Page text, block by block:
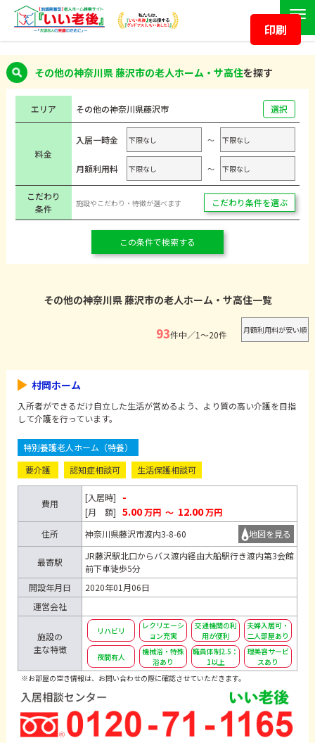
その他の神奈川県 藤沢市の老人ホーム・サ高住を探す
エリア その他の神奈川県藤沢市 選択
料金
入居一時金 ～
月額利用料 ～
こだわり
条件
施設やこだわり・特徴が選べます こだわり条件を選ぶ
この条件で検索する
その他の神奈川県 藤沢市の老人ホーム・サ高住一覧
93件中／1～20件
印刷
村岡ホーム
入所者ができるだけ自立した生活が営めるよう、より質の高い介護を目指
して介護を行っています。
特別養護老人ホーム（特養）
要介護
認知症相談可 生活保護相談可
費用
[入居時] -
[月 額] 5.00万円 ～ 12.00万円
住所
神奈川県藤沢市渡内3-8-60 地図を見る
最寄駅
JR藤沢駅北口からバス渡内経由大船駅行き渡内第3会館
前下車徒歩5分
開設年月日
2020年01月06日
運営会社
施設の
主な特徴
リハビリ
レクリエーシ
ョン充実
交通機関の利
用が便利
夫婦入居可・
二人部屋あり
夜間有人
機械浴・特殊
浴あり
職員体制2.5：
1以上
理美容サービ
スあり
※お部屋の空き情報は、お問い合わせの際に確認させていただきます。